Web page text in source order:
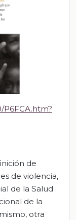
de
de violencia,
de la Salud
de la
otra